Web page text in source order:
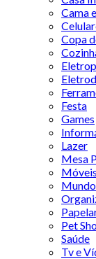
Cama
Copa
Festa
Games
Lazer
Mesa
Móveis
Pet
Saúde
Tv e